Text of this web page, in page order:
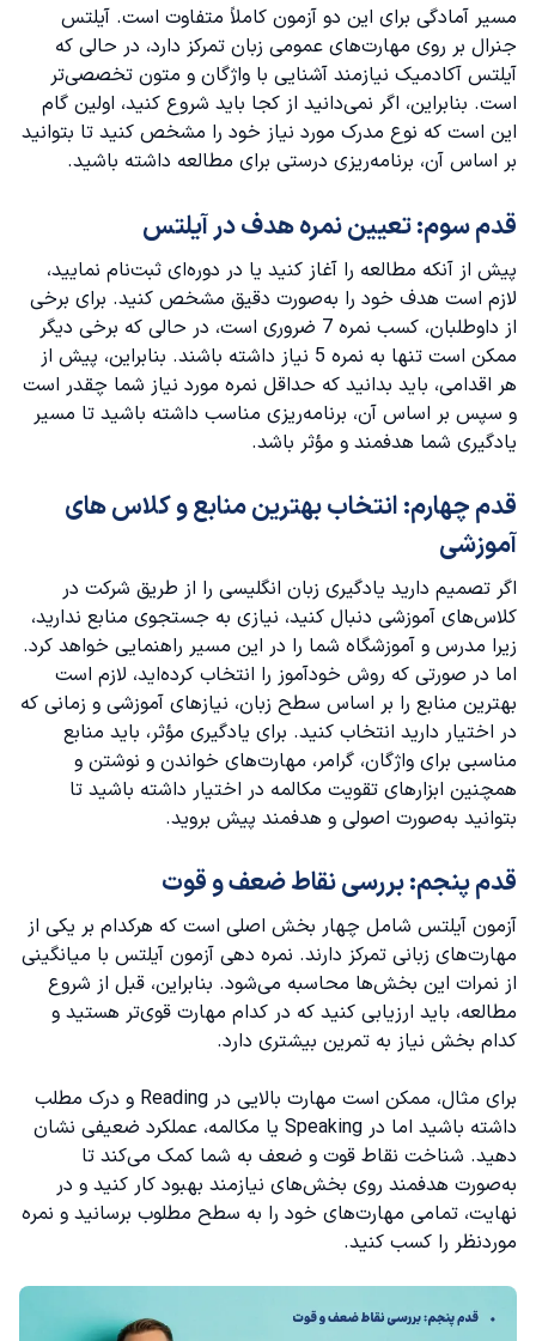
مسیر آمادگی برای این دو آزمون کاملاً متفاوت است. آیلتس
جنرال بر روی مهارت‌های عمومی زبان تمرکز دارد، در حالی که
آیلتس آکادمیک نیازمند آشنایی با واژگان و متون تخصصی‌تر
است. بنابراین، اگر نمی‌دانید از کجا باید شروع کنید، اولین گام
این است که نوع مدرک مورد نیاز خود را مشخص کنید تا بتوانید
بر اساس آن، برنامه‌ریزی درستی برای مطالعه داشته باشید.
قدم سوم: تعیین نمره هدف در آیلتس
پیش از آنکه مطالعه را آغاز کنید یا در دوره‌ای ثبت‌نام نمایید،
لازم است هدف خود را به‌صورت دقیق مشخص کنید. برای برخی
از داوطلبان، کسب نمره 7 ضروری است، در حالی که برخی دیگر
ممکن است تنها به نمره 5 نیاز داشته باشند. بنابراین، پیش از
هر اقدامی، باید بدانید که حداقل نمره مورد نیاز شما چقدر است
و سپس بر اساس آن، برنامه‌ریزی مناسب داشته باشید تا مسیر
یادگیری شما هدفمند و مؤثر باشد.
قدم چهارم: انتخاب بهترین منابع و کلاس های
آموزشی
اگر تصمیم دارید یادگیری زبان انگلیسی را از طریق شرکت در
کلاس‌های آموزشی دنبال کنید، نیازی به جستجوی منابع ندارید،
زیرا مدرس و آموزشگاه شما را در این مسیر راهنمایی خواهد کرد.
اما در صورتی که روش خودآموز را انتخاب کرده‌اید، لازم است
بهترین منابع را بر اساس سطح زبان، نیازهای آموزشی و زمانی که
در اختیار دارید انتخاب کنید. برای یادگیری مؤثر، باید منابع
مناسبی برای واژگان، گرامر، مهارت‌های خواندن و نوشتن و
همچنین ابزارهای تقویت مکالمه در اختیار داشته باشید تا
بتوانید به‌صورت اصولی و هدفمند پیش بروید.
قدم پنجم: بررسی نقاط ضعف و قوت
آزمون آیلتس شامل چهار بخش اصلی است که هرکدام بر یکی از
مهارت‌های زبانی تمرکز دارند. نمره دهی آزمون آیلتس با میانگینی
از نمرات این بخش‌ها محاسبه می‌شود. بنابراین، قبل از شروع
مطالعه، باید ارزیابی کنید که در کدام مهارت قوی‌تر هستید و
کدام بخش نیاز به تمرین بیشتری دارد.
برای مثال، ممکن است مهارت بالایی در Reading و درک مطلب
داشته باشید اما در Speaking یا مکالمه، عملکرد ضعیفی نشان
دهید. شناخت نقاط قوت و ضعف به شما کمک می‌کند تا
به‌صورت هدفمند روی بخش‌های نیازمند بهبود کار کنید و در
نهایت، تمامی مهارت‌های خود را به سطح مطلوب برسانید و نمره
موردنظر را کسب کنید.